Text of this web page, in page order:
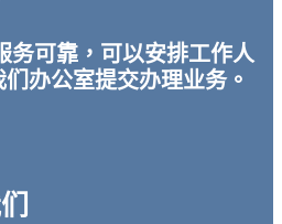
务可靠，可以安排工作人
办公室提交办理业务。